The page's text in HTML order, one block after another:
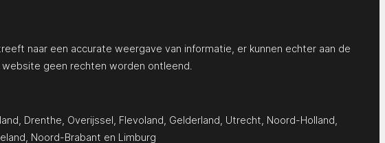
naar een accurate weergave van informatie, er kunnen echter aan de
website geen rechten worden ontleend.
Drenthe Overijssel Flevoland Gelderland Utrecht Noord-Holland
Noord-Brabant en Limburg